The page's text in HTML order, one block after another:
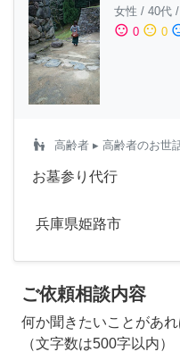
女性 / 40代 /
sentiment_satisfied 0 sentiment_neutral 0
escalator_warning 高齢者 ▸ 高齢者のお世
お墓参り代行
兵庫県姫路市
ご依頼相談内容
何か聞きたいことがあ
（文字数は500字以内）